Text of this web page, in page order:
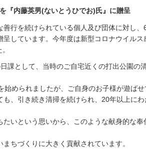
『内藤英男(ないとうひでお)氏』に贈呈
行を続けられている個人及び団体に対し
しています。今年度は新型コロナウイル
課として、当時のご自宅近くの打出公園の
められましたが、ご自身のお子様が遊ばせ
、引き続き清掃を続けられ、20年以上に
いという思いから、このような献身的な奉
ちづくりに大きく貢献されています。